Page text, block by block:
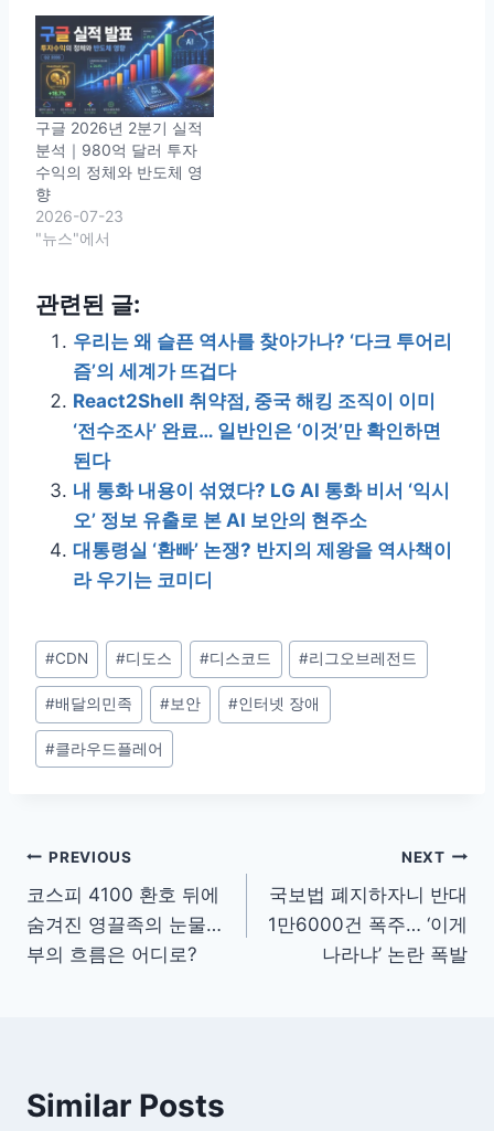
구글 2026년 2분기 실적
분석｜980억 달러 투자
수익의 정체와 반도체 영
향
2026-07-23
"뉴스"에서
관련된 글:
우리는 왜 슬픈 역사를 찾아가나? ‘다크 투어리
즘’의 세계가 뜨겁다
React2Shell 취약점, 중국 해킹 조직이 이미
‘전수조사’ 완료… 일반인은 ‘이것’만 확인하면
된다
내 통화 내용이 섞였다? LG AI 통화 비서 ‘익시
오’ 정보 유출로 본 AI 보안의 현주소
대통령실 ‘환빠’ 논쟁? 반지의 제왕을 역사책이
라 우기는 코미디
Post
Tags:
#CDN #디도스 #디스코드 #리그오브레전드
#배달의민족 #보안 #인터넷 장애
#클라우드플레어
글
탐
색
PREVIOUS
코스피 4100 환호 뒤에
숨겨진 영끌족의 눈물…
부의 흐름은 어디로?
NEXT
국보법 폐지하자니 반대
1만6000건 폭주… ‘이게
나라냐’ 논란 폭발
Similar Posts